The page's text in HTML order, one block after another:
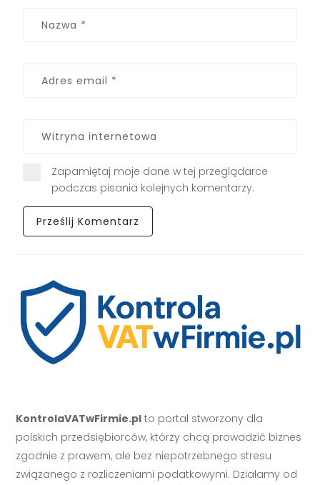
Zapamiętaj moje dane w tej przeglądarce
podczas pisania kolejnych komentarzy.
KontrolaVATwFirmie.pl to portal stworzony dla
polskich przedsiębiorców, którzy chcą prowadzić biznes
zgodnie z prawem, ale bez niepotrzebnego stresu
związanego z rozliczeniami podatkowymi. Działamy od